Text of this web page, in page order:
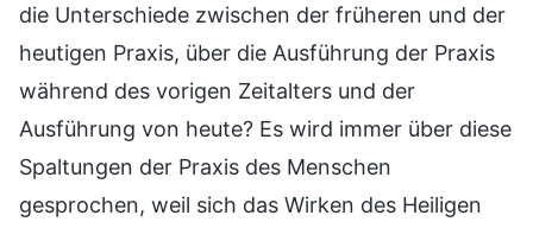
die Unterschiede zwischen der früheren und der
heutigen Praxis, über die Ausführung der Praxis
während des vorigen Zeitalters und der
Ausführung von heute? Es wird immer über diese
Spaltungen der Praxis des Menschen
gesprochen, weil sich das Wirken des Heiligen